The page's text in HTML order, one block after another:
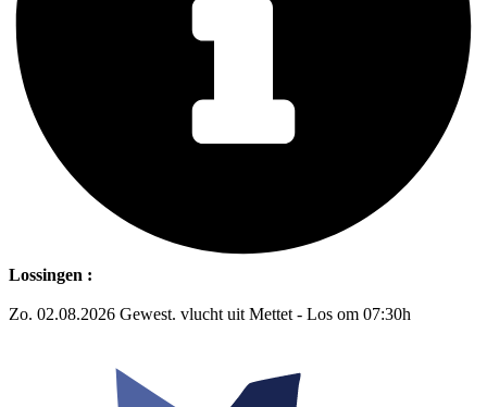
Lossingen :
Zo. 02.08.2026 Gewest. vlucht uit Mettet - Los om 07:30h